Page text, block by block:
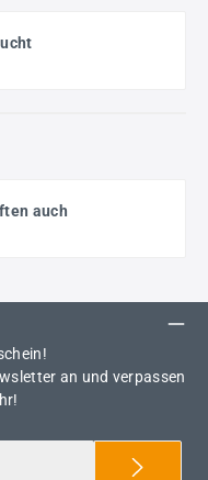
auch
an und verpassen